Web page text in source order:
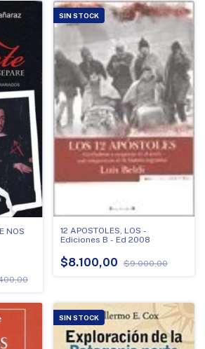
NOS
SIN STOCK
12 APOSTOLES, LOS -
Ediciones B - Ed 2008
$8.100,00 $9.000,00
SIN STOCK